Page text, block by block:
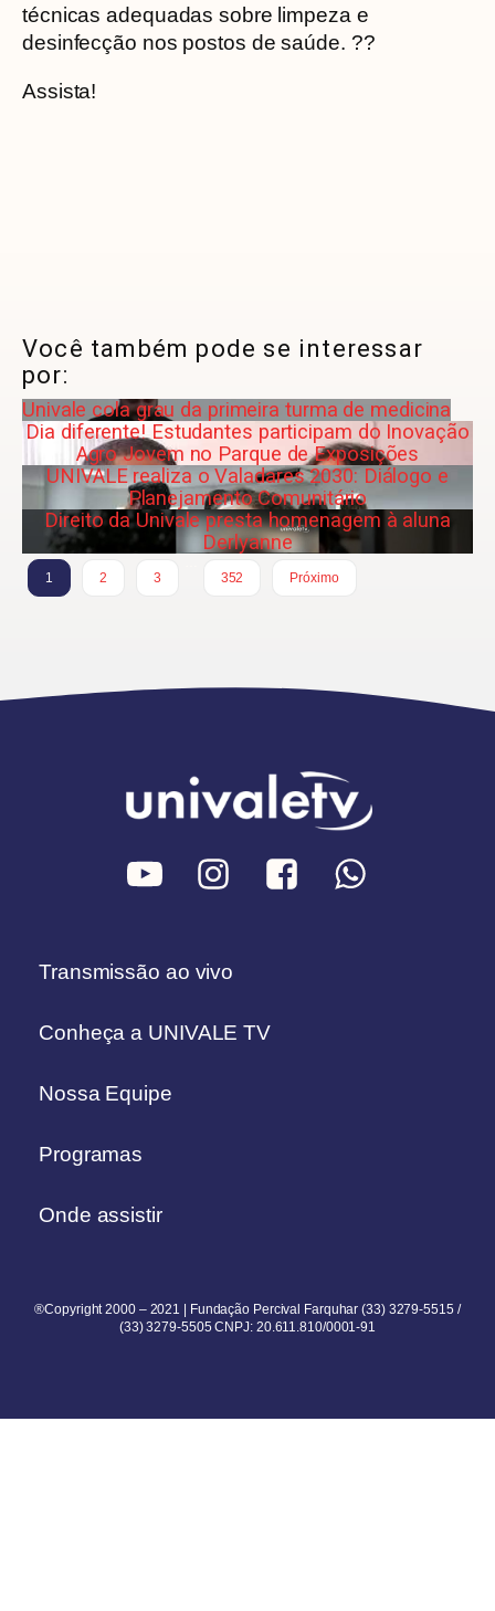
técnicas adequadas sobre limpeza e
desinfecção nos postos de saúde. ??
Assista!
Você também pode se interessar
por:
Univale cola grau da primeira turma de medicina
Dia diferente! Estudantes participam do Inovação
Agro Jovem no Parque de Exposições
UNIVALE realiza o Valadares 2030: Diálogo e
Planejamento Comunitário
Direito da Univale presta homenagem à aluna
Derlyanne
1 2 3
352
Próximo
Transmissão ao vivo
Conheça a UNIVALE TV
Nossa Equipe
Programas
Onde assistir
®Copyright 2000 – 2021 | Fundação Percival Farquhar (33) 3279-5515 /
(33) 3279-5505 CNPJ: 20.611.810/0001-91